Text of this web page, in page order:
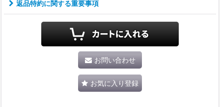
返品特約に関する重要事項
お問い合わせ
お気に入り登録